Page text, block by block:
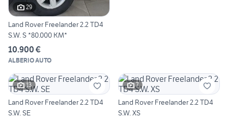
29
Land Rover Freelander 2.2 TD4
S.W. S *80.000 KM*
10.900 €
ALBERIO AUTO
13
Land Rover Freelander 2.2 TD4
S.W. SE
7
Land Rover Freelander 2.2 TD4
S.W. XS